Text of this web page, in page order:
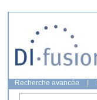
Recherche avancée